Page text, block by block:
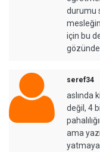
durumu
için bu
seref34
aslında
değil, 4
ama